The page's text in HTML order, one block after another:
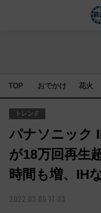
TOP おでかけ 花火
トレンド
パナソニック
が18万回再生
時間も増、IH
2022.03.05 17:03